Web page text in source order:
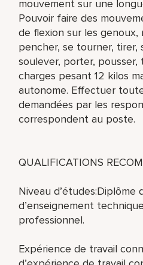
mouvement sur une
Pouvoir faire des
de flexion sur les genoux,
pencher, se tourner, tirer,
soulever, porter,
charges pesant 12 kilos
autonome. Effectuer
demandées par les
correspondent au poste.
QUALIFICATIONS
Niveau d’études:Diplôme
d’enseignement
professionnel.
Expérience de travail